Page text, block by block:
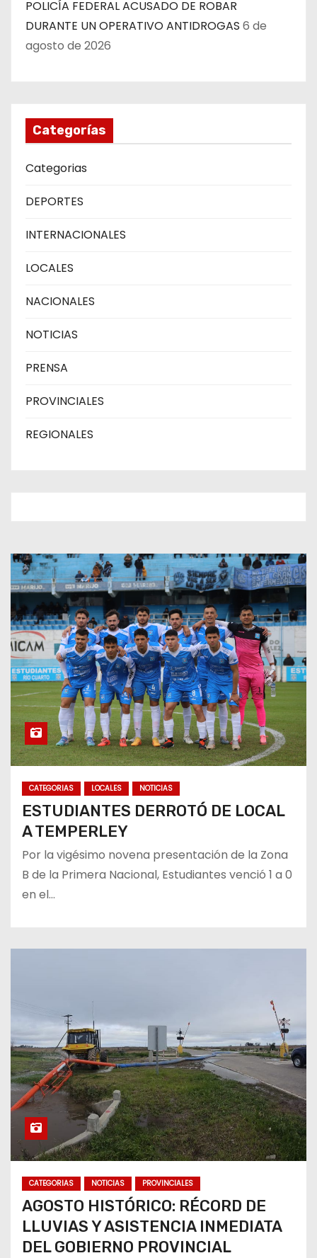
POLICÍA FEDERAL ACUSADO DE ROBAR
DURANTE UN OPERATIVO ANTIDROGAS 6 de
agosto de 2026
Categorías
Categorias
DEPORTES
INTERNACIONALES
LOCALES
NACIONALES
NOTICIAS
PRENSA
PROVINCIALES
REGIONALES
CATEGORIAS LOCALES NOTICIAS
ESTUDIANTES DERROTÓ DE LOCAL
A TEMPERLEY
Por la vigésimo novena presentación de la Zona
B de la Primera Nacional, Estudiantes venció 1 a 0
en el…
CATEGORIAS NOTICIAS PROVINCIALES
AGOSTO HISTÓRICO: RÉCORD DE
LLUVIAS Y ASISTENCIA INMEDIATA
DEL GOBIERNO PROVINCIAL